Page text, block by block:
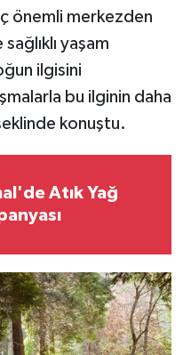
önemli merkezden
yaşam
ilgisini
bu ilginin daha
konuştu.
Atık Yağ